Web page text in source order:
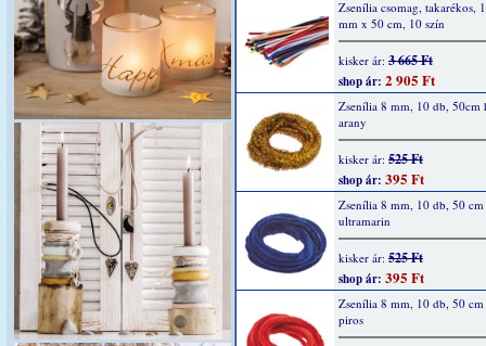
Zsenília csomag, takarékos,
mm x 50 cm, 10 szín
kisker ár: 3 665 Ft
shop ár: 2 905 Ft
Zsenília 8 mm, 10 db, 50cm
arany
kisker ár: 525 Ft
shop ár: 395 Ft
Zsenília 8 mm, 10 db, 50 cm
ultramarin
kisker ár: 525 Ft
shop ár: 395 Ft
Zsenília 8 mm, 10 db, 50 cm
piros